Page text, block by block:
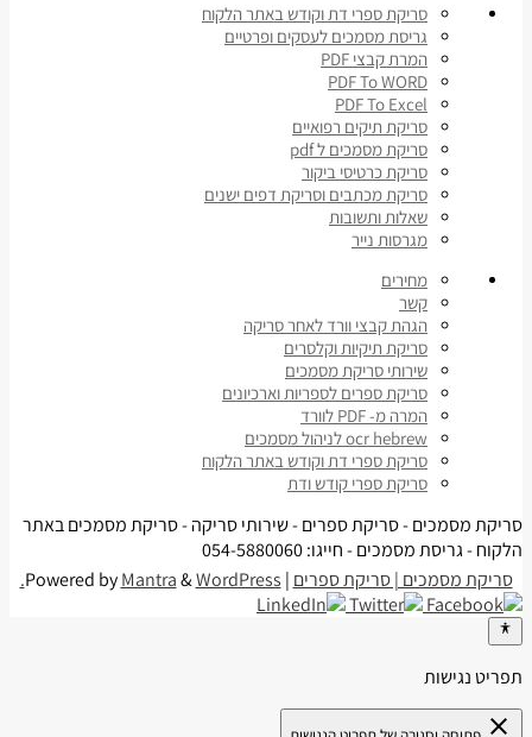
סריקת ספרי דת וקודש באתר הלקוח
גריסת מסמכים לעסקים ופרטיים
המרת קבצי PDF
PDF To WORD
PDF To Excel
סריקת תיקים רפואיים
סריקת מסמכים ל pdf
סריקת כרטיסי ביקור
סריקת מכתבים וסריקת דפים ישנים
שאלות ותשובות
מגרסות נייר
מחירים
קשר
הגהת קבצי וורד לאחר סריקה
סריקת תיקיות וקלסרים
שירותי סריקת מסמכים
סריקת ספרים לספריות וארכיונים
המרה מ- PDF לוורד
ocr hebrew לניהול מסמכים
סריקת ספרי דת וקודש באתר הלקוח
סריקת ספרי קודש ודת
סריקת מסמכים - סריקת ספרים - שירותי סריקה - סריקת מסמכים באתר
הלקוח - גריסת מסמכים - חייגו: 054-5880060
סריקת מסמכים | סריקת ספרים | Powered by
Mantra&WordPress.
תפריט נגישות
close